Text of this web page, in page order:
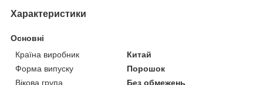
Характеристики
Основні
Країна виробник
Китай
Форма випуску
Порошок
Вікова група
Без обмежень